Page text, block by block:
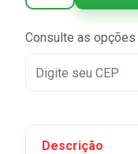
Consulte as
Descrição